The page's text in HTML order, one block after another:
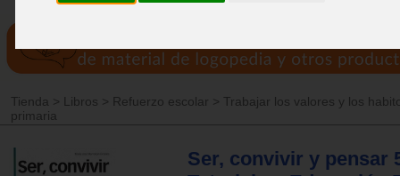
Tienda > Libros > Refuerzo escolar > Trabajar los valores y los
primaria
Ser, convivir y pensar